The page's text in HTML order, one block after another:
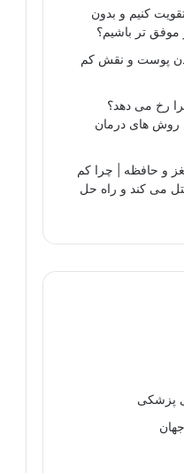
کنیم و بدون
موفق تر باشیم؟
پوست و نقش کم
رخ می دهد؟
روش های درمان
و حافظه | چرا کم
می کند و راه حل
پزشکی